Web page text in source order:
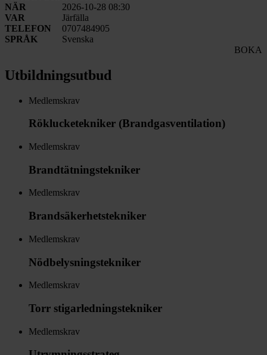
NÄR
2026-10-28 08:30
VAR
Järfälla
TELEFON
0707484905
SPRÅK
Svenska
BOKA
Utbildningsutbud
Medlemskrav
Röklucketekniker (Brandgasventilation)
Medlemskrav
Brandtätningstekniker
Medlemskrav
Brandsäkerhetstekniker
Medlemskrav
Nödbelysningstekniker
Medlemskrav
Torr stigarledningstekniker
Medlemskrav